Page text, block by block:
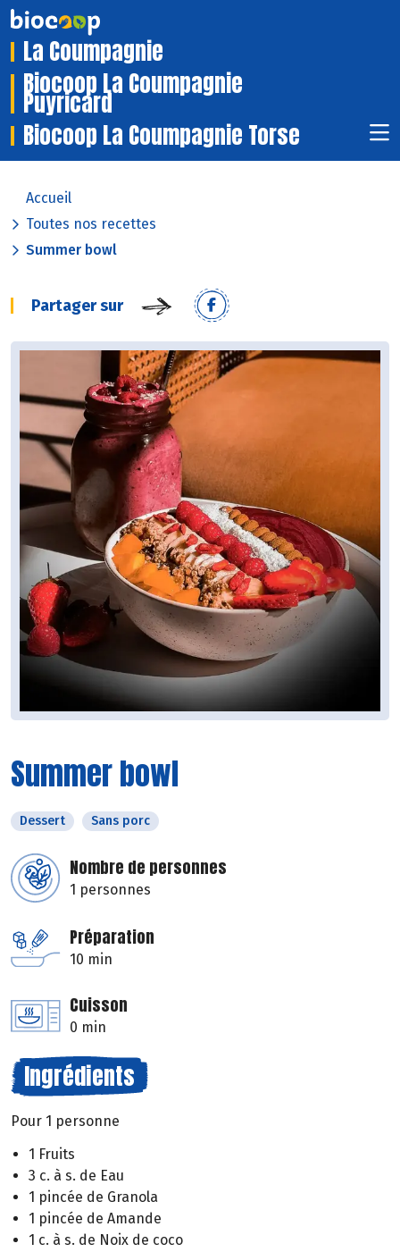
La Coumpagnie
Biocoop La Coumpagnie
Puyricard
Biocoop La Coumpagnie Torse
Accueil
Toutes nos recettes
Summer bowl
Partager sur
Summer bowl
Dessert Sans porc
Nombre de personnes
1 personnes
Préparation
10 min
Cuisson
0 min
Ingrédients
Pour 1 personne
1 Fruits
3 c. à s. de Eau
1 pincée de Granola
1 pincée de Amande
1 c. à s. de Noix de coco